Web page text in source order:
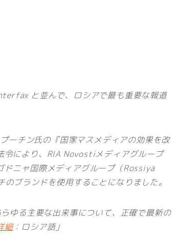
と並んで、ロシアで最も重要な報道
ーチン氏の『国家マスメディアの効果を改
令により、RIA Novostiメディアグループ
ニャ国際メディアグループ（Rossiya
ブランドを使用することになりました。
ゆる主要な出来事について、正確で最新の
細：ロシア語」